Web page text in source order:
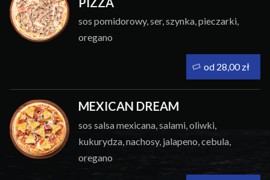
sos pomidorowy, ser, szynka, pieczarki,
oregano
MEXICAN DREAM
sos salsa mexicana, salami, oliwki,
kukurydza, nachosy, jalapeno, cebula,
oregano